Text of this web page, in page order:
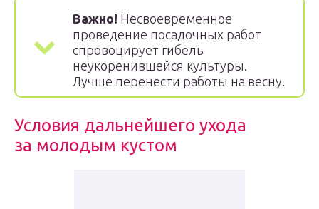
Важно! Несвоевременное
проведение посадочных работ
спровоцирует гибель
неукоренившейся культуры.
Лучше перенести работы на весну.
Условия дальнейшего ухода
за молодым кустом